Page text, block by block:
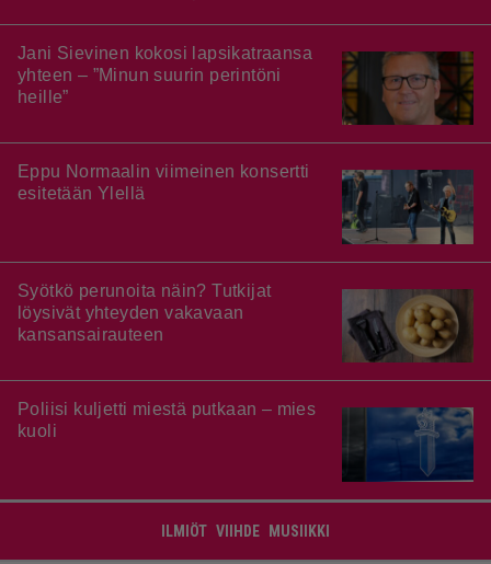
Jani Sievinen kokosi lapsikatraansa
yhteen – ”Minun suurin perintöni
heille”
Eppu Normaalin viimeinen konsertti
esitetään Ylellä
Syötkö perunoita näin? Tutkijat
löysivät yhteyden vakavaan
kansansairauteen
Poliisi kuljetti miestä putkaan – mies
kuoli
ILMIÖT VIIHDE MUSIIKKI